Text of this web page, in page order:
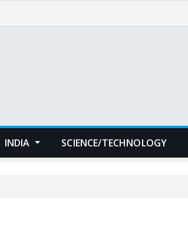
INDIA SCIENCE/TECHNOLOGY